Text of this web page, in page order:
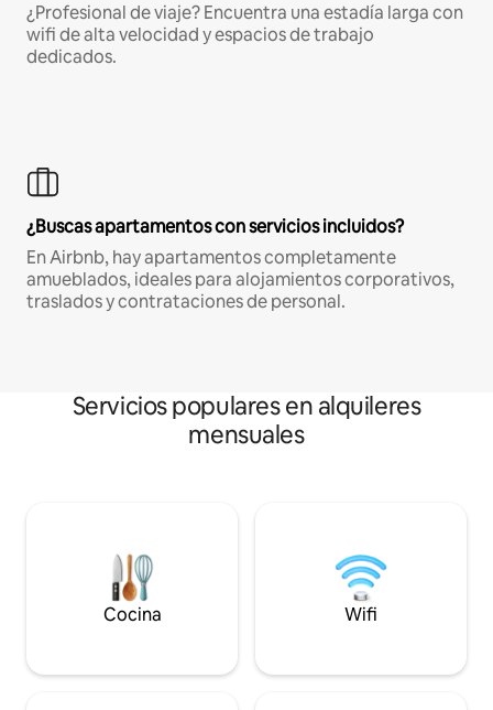
¿Profesional de viaje? Encuentra una estadía larga con
wifi de alta velocidad y espacios de trabajo
dedicados.
¿Buscas apartamentos con servicios incluidos?
En Airbnb, hay apartamentos completamente
amueblados, ideales para alojamientos corporativos,
traslados y contrataciones de personal.
Servicios populares en alquileres
mensuales
Cocina Wifi